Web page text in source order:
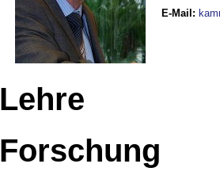
E-Mail :
Lehre
Forschung